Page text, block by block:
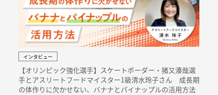
インタビュー
【オリンピック強化選手】スケートボーダー・猪又湊哉選
手とアスリートフードマイスター1級清水玲子さん 成長期
の体作りに欠かせない、バナナとパイナップルの活用方法